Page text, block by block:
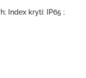
Index krytí: IP65 ;